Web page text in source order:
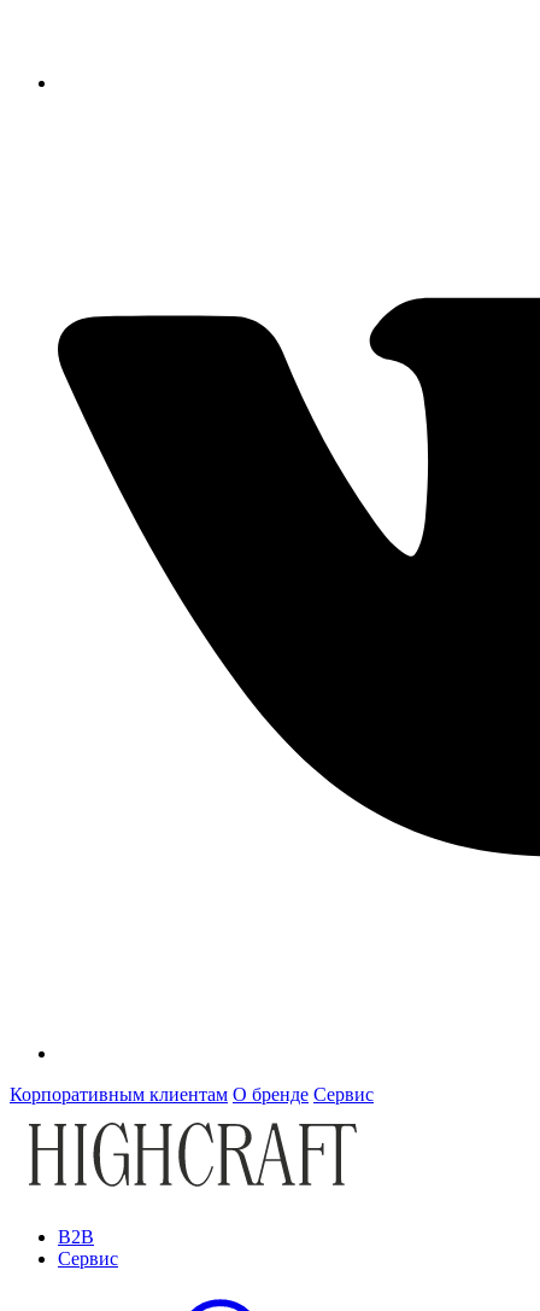
Корпоративным клиентам О бренде Сервис
B2B
Сервис